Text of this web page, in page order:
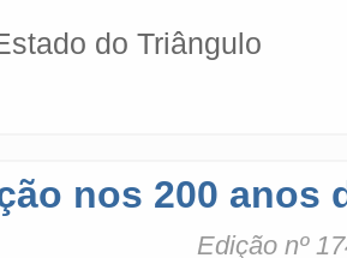
do Triângulo
nos 200 anos
Edição nº